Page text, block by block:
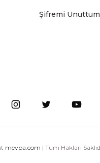
Kabı 20 cm
Şifremi Unuttum
mevpa.com | Tüm Hakları